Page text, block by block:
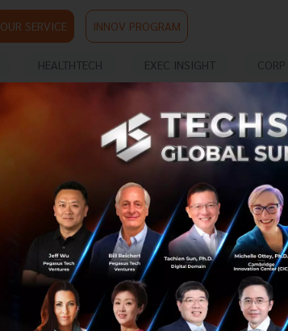
OUR SERVICE INNOV PROGRAM
HEALTHTECH EXEC INSIGHT
ทำความรู้จักกับซิม IoT จาก
จ่ายครั้งเดียว ใช้งานได้ต่อเนื่องถึง
รู้จักซิมการ์ด IoT จาก 1NCE เชื่อมต่ออุ
ประเทศ ด้วยค่าใช้จ่ายครั้งเดียวใช้งาน
สำหรับธุรกิจที่ต้องการโซลูชันคุ้มค่าและ
พฤศจิกายน 27, 2024| By
Techsauce Team
24